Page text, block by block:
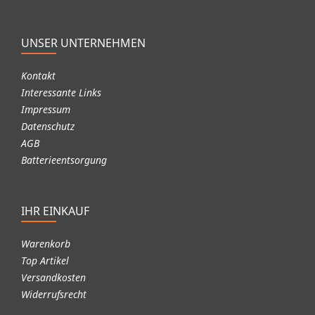
UNSER UNTERNEHMEN
Kontakt
Interessante Links
Impressum
Datenschutz
AGB
Batterieentsorgung
IHR EINKAUF
Warenkorb
Top Artikel
Versandkosten
Widerrufsrecht